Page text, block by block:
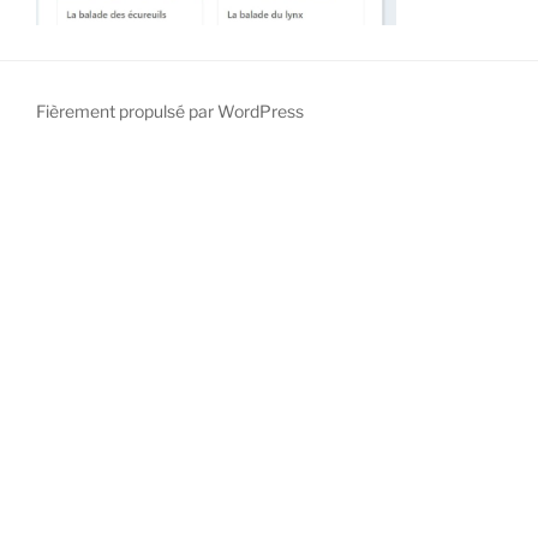
Fièrement propulsé par WordPress